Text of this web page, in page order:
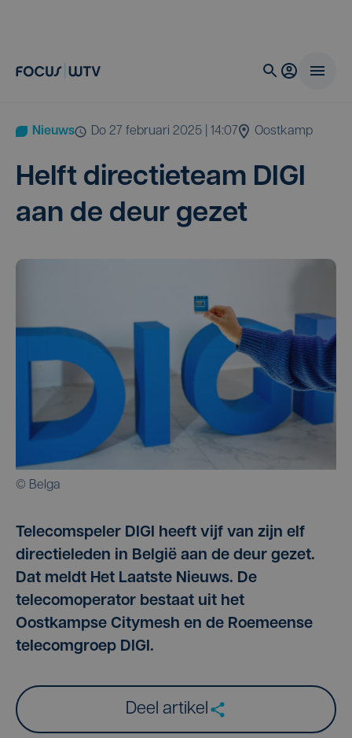
Nieuws do 27 februari 2025 | 14:07 Oostkamp
Helft direc­tie­team DIGI
aan de deur gezet
© Belga
Telecomspeler DIGI heeft vijf van zijn elf
directieleden in België aan de deur gezet.
Dat meldt Het Laatste Nieuws. De
telecomoperator bestaat uit het
Oostkampse Citymesh en de Roemeense
telecomgroep DIGI.
Deel artikel